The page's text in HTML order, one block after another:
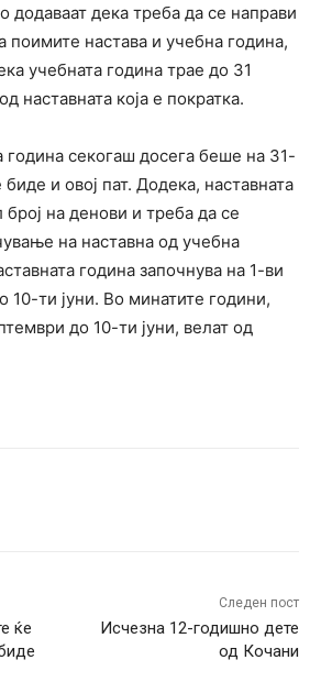
додаваат дека треба да се направи
поимите настава и учебна година,
учебната година трае до 31
наставната која е пократка.
година секогаш досега беше на 31-
биде и овој пат. Додека, наставната
на денови и треба да се
на наставна од учебна
година започнува на 1-ви
10-ти јуни. Во минатите години,
до 10-ти јуни, велат од
ќе
Следен пост
Исчезна 12-годишно дете
од Кочани